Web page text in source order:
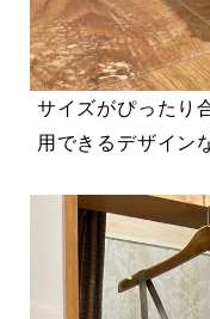
サイズがぴったり
用できるデザイン